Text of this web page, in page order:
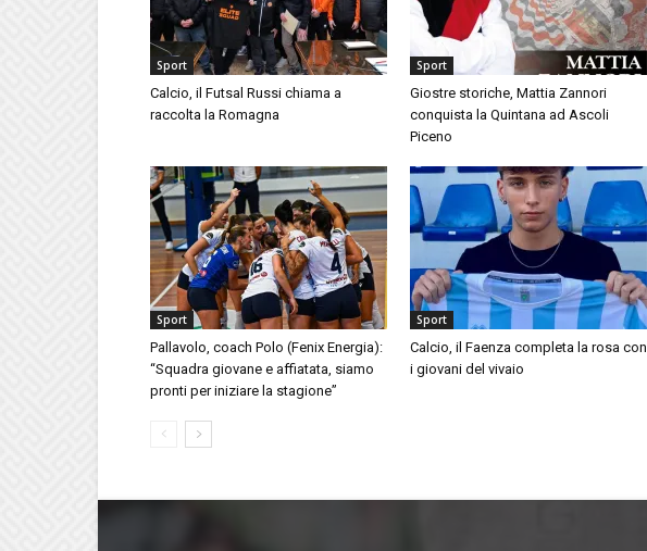
Sport
Calcio, il Futsal Russi chiama a
raccolta la Romagna
Sport
Giostre storiche, Mattia Zannori
conquista la Quintana ad Ascoli
Piceno
Sport
Pallavolo, coach Polo (Fenix Energia):
“Squadra giovane e affiatata, siamo
pronti per iniziare la stagione”
Sport
Calcio, il Faenza completa la rosa con
i giovani del vivaio